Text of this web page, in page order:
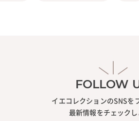
FOLLOW
イエコレクションのSNSを
最新情報をチェックし